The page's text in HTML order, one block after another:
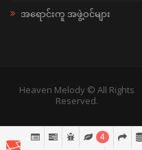
အရောင်းကူ အဖွဲ့ဝင်များ
Heaven Melody © All Rights
Reserved.
4